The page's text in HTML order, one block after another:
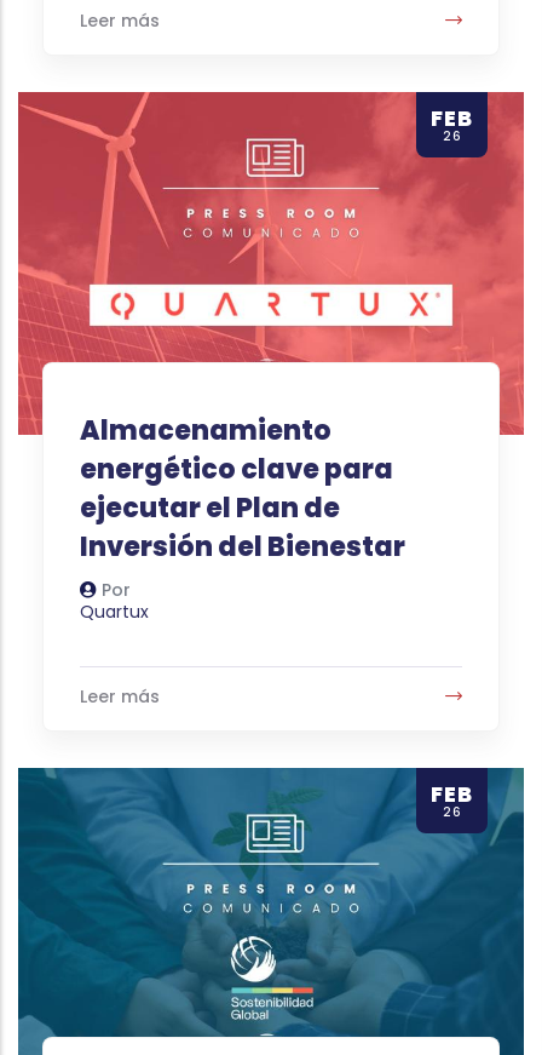
Leer más
FEB
26
Almacenamiento
energético clave para
ejecutar el Plan de
Inversión del Bienestar
Por
Autor
Quartux
Leer más
FEB
26